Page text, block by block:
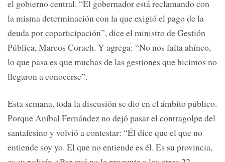
el gobierno central. “El gobernador está reclamando con
la misma determinación con la que exigió el pago de la
deuda por coparticipación”, dice el ministro de Gestión
Pública, Marcos Corach. Y agrega: “No nos falta ahínco,
lo que pasa es que muchas de las gestiones que hicimos no
llegaron a conocerse”.
Esta semana, toda la discusión se dio en el ámbito público.
Porque Aníbal Fernández no dejó pasar el contragolpe del
santafesino y volvió a contestar: “Él dice que el que no
entiende soy yo. El que no entiende es él. Es su provincia,